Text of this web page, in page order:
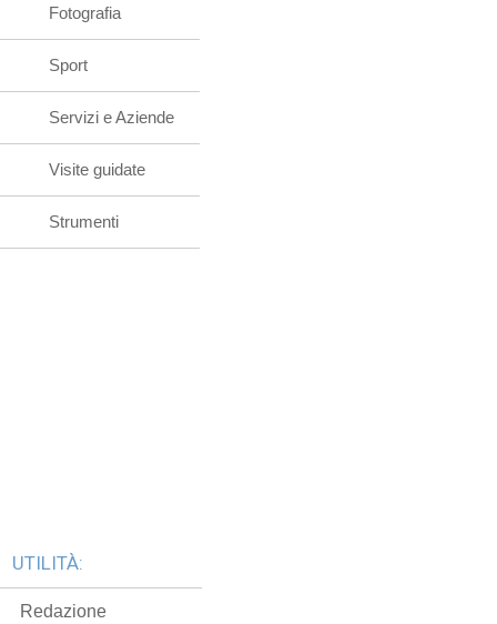
Fotografia
Sport
Servizi e Aziende
Visite guidate
Strumenti
UTILITÀ:
Redazione